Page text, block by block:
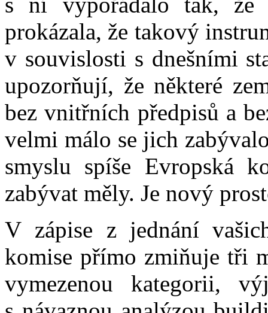
prokázala, že takový
v souvislosti s dnešními
upozorňují, že některé
bez vnitřních předpisů a
velmi málo se jich
smyslu spíše Evropská
zabývat měly. Je nový
V zápise z jednání
komise přímo zmiňuje tři
vymezenou kategorii,